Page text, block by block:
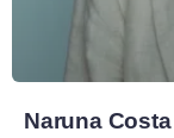
Naruna